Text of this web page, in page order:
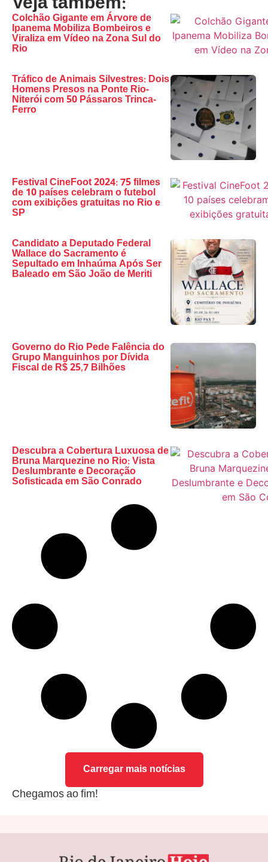
Colchão Gigante em Árvore de
Ipanema Mobiliza Bombeiros e
Viraliza em Vídeo na Zona Sul do
Rio
Tráfico de Animais Silvestres: Dois
Homens Presos na Ponte Rio-
Niterói com 50 Pássaros Trinca-
Ferro
Festival CineFoot 2024: 75 filmes
de 10 países celebram o futebol
com exibições gratuitas no Rio e
SP
Candidato a Deputado Federal
Wallace do Sacramento é
Sepultado em Inhaúma Após Ser
Baleado em São João de Meriti
Governo do Rio Pede Falência do
Grupo Manguinhos por Dívida
Fiscal de R$ 25,7 Bilhões
Descubra a Cobertura Luxuosa de
Bruna Marquezine no Rio: Vista
Deslumbrante e Decoração
Sofisticada em São Conrado
Carregar mais notícias
Chegamos ao fim!